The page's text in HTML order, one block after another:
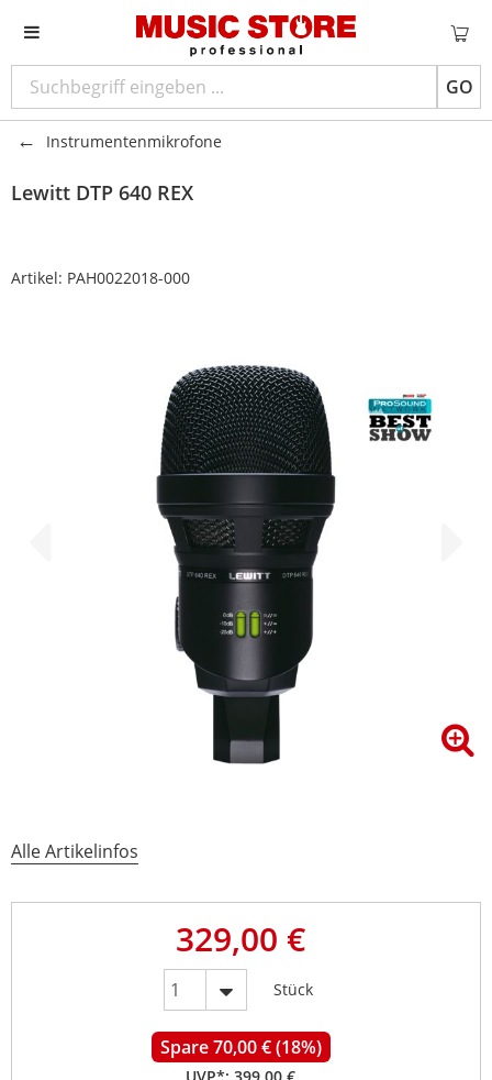
GO
Instrumentenmikrofone
Lewitt DTP 640 REX
Artikel: PAH0022018-000
Alle Artikelinfos
329,00 €
Stück
Spare 70,00 € (18%)